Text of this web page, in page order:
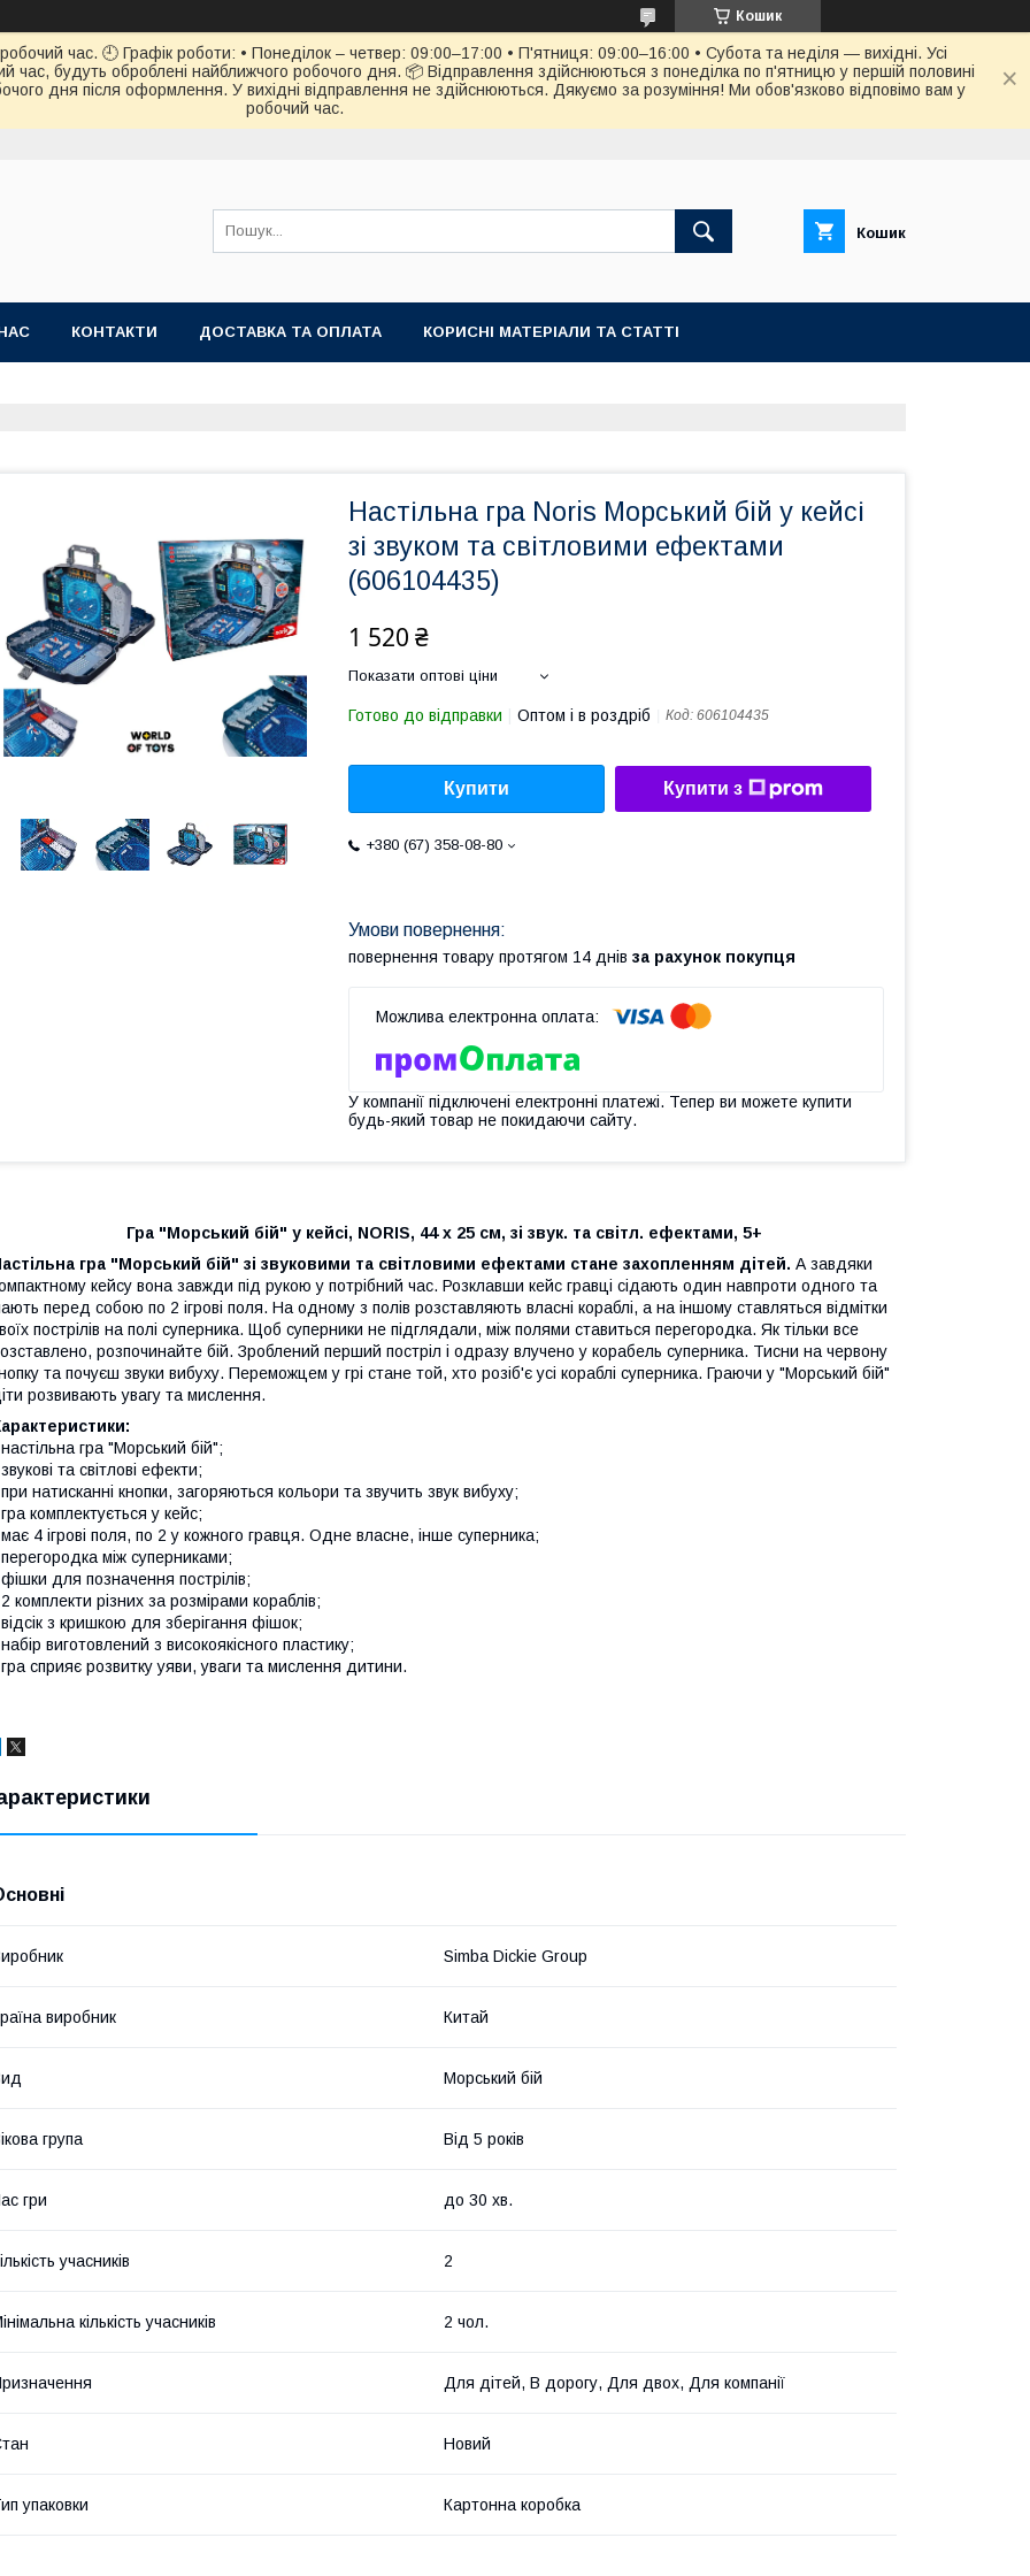
Кошик
час. 🕘 Графік роботи: • Понеділок – четвер: 09:00–17:00 • П'ятниця: 09:00–16:00 • Субота та неділя — вихідні. Усі
час, будуть оброблені найближчого робочого дня. 📦 Відправлення здійснюються з понеділка по п'ятницю у першій половині
дня після оформлення. У вихідні відправлення не здійснюються. Дякуємо за розуміння! Ми обов'язково відповімо вам у
робочий час.
Кошик
КОНТАКТИ ДОСТАВКА ТА ОПЛАТА КОРИСНІ МАТЕРІАЛИ ТА СТАТТІ
Настільна гра Noris Морський бій у кейсі
зі звуком та світловими ефектами
(606104435)
1 520 ₴
Показати оптові ціни
Готово до відправки Оптом і в роздріб Код: 606104435
Купити Купити з
+380 (67) 358-08-80
повернення товару протягом 14 днів за рахунок покупця
У компанії підключені електронні платежі. Тепер ви можете купити
будь-який товар не покидаючи сайту.
Гра "Морський бій" у кейсі, NORIS, 44 x 25 см, зі звук. та світл. ефектами, 5+
гра "Морський бій" зі звуковими та світловими ефектами стане захопленням дітей. А завдяки
кейсу вона завжди під рукою у потрібний час. Розклавши кейс гравці сідають один навпроти одного та
перед собою по 2 ігрові поля. На одному з полів розставляють власні кораблі, а на іншому ставляться відмітки
пострілів на полі суперника. Щоб суперники не підглядали, між полями ставиться перегородка. Як тільки все
розпочинайте бій. Зроблений перший постріл і одразу влучено у корабель суперника. Тисни на червону
та почуєш звуки вибуху. Переможцем у грі стане той, хто розіб'є усі кораблі суперника. Граючи у "Морський бій"
розвивають увагу та мислення.
гра "Морський бій";
та світлові ефекти;
натисканні кнопки, загоряються кольори та звучить звук вибуху;
комплектується у кейс;
4 ігрові поля, по 2 у кожного гравця. Одне власне, інше суперника;
між суперниками;
для позначення пострілів;
комплекти різних за розмірами кораблів;
з кришкою для зберігання фішок;
виготовлений з високоякісного пластику;
сприяє розвитку уяви, уваги та мислення дитини.
Simba Dickie Group
виробник Китай
Морський бій
група Від 5 років
гри до 30 хв.
учасників 2
кількість учасників 2 чол.
Для дітей, В дорогу, Для двох, Для компанії
Новий
упаковки Картонна коробка